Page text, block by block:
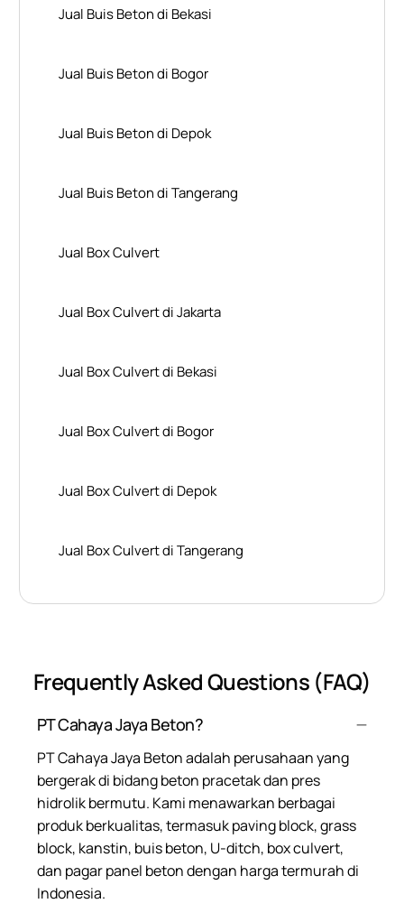
Jual Buis Beton di Bekasi
Jual Buis Beton di Bogor
Jual Buis Beton di Depok
Jual Buis Beton di Tangerang
Jual Box Culvert
Jual Box Culvert di Jakarta
Jual Box Culvert di Bekasi
Jual Box Culvert di Bogor
Jual Box Culvert di Depok
Jual Box Culvert di Tangerang
Frequently Asked Questions (FAQ)
PT Cahaya Jaya Beton?
PT Cahaya Jaya Beton adalah perusahaan yang
bergerak di bidang beton pracetak dan pres
hidrolik bermutu. Kami menawarkan berbagai
produk berkualitas, termasuk paving block, grass
block, kanstin, buis beton, U-ditch, box culvert,
dan pagar panel beton dengan harga termurah di
Indonesia.